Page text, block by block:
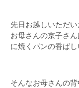
先日お越しいただ
お母さんの京子さ
に焼くパンの香ば
そんなお母さんの